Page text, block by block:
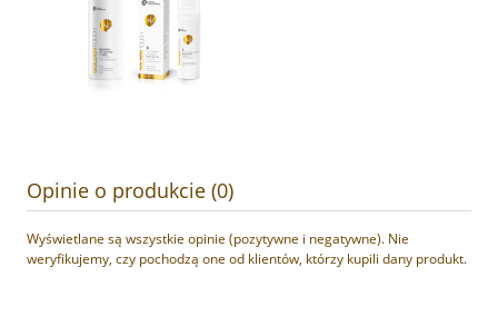
Opinie o produkcie (0)
Wyświetlane są wszystkie opinie (pozytywne i negatywne). Nie
weryfikujemy, czy pochodzą one od klientów, którzy kupili dany produkt.